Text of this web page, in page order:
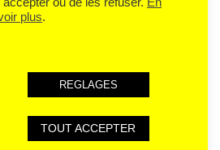
personnelles
accepter ou de les refuser. En
plus.
REGLAGES
TOUT ACCEPTER